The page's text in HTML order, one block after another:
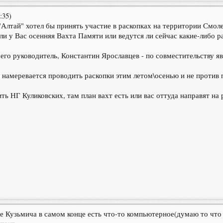
хотел бы принять участие в раскопках на территории
у Вас осенняя Вахта Памяти или ведутся ли сейчас какие-либо
руководитель, Константин Ярославцев - по совместительству
проводить раскопки этим летом\осенью и не против
НГ Куликовских, там план вахт есть или вас оттуда направят
Кузьмича в самом конце есть что-то компьютерное(думаю то